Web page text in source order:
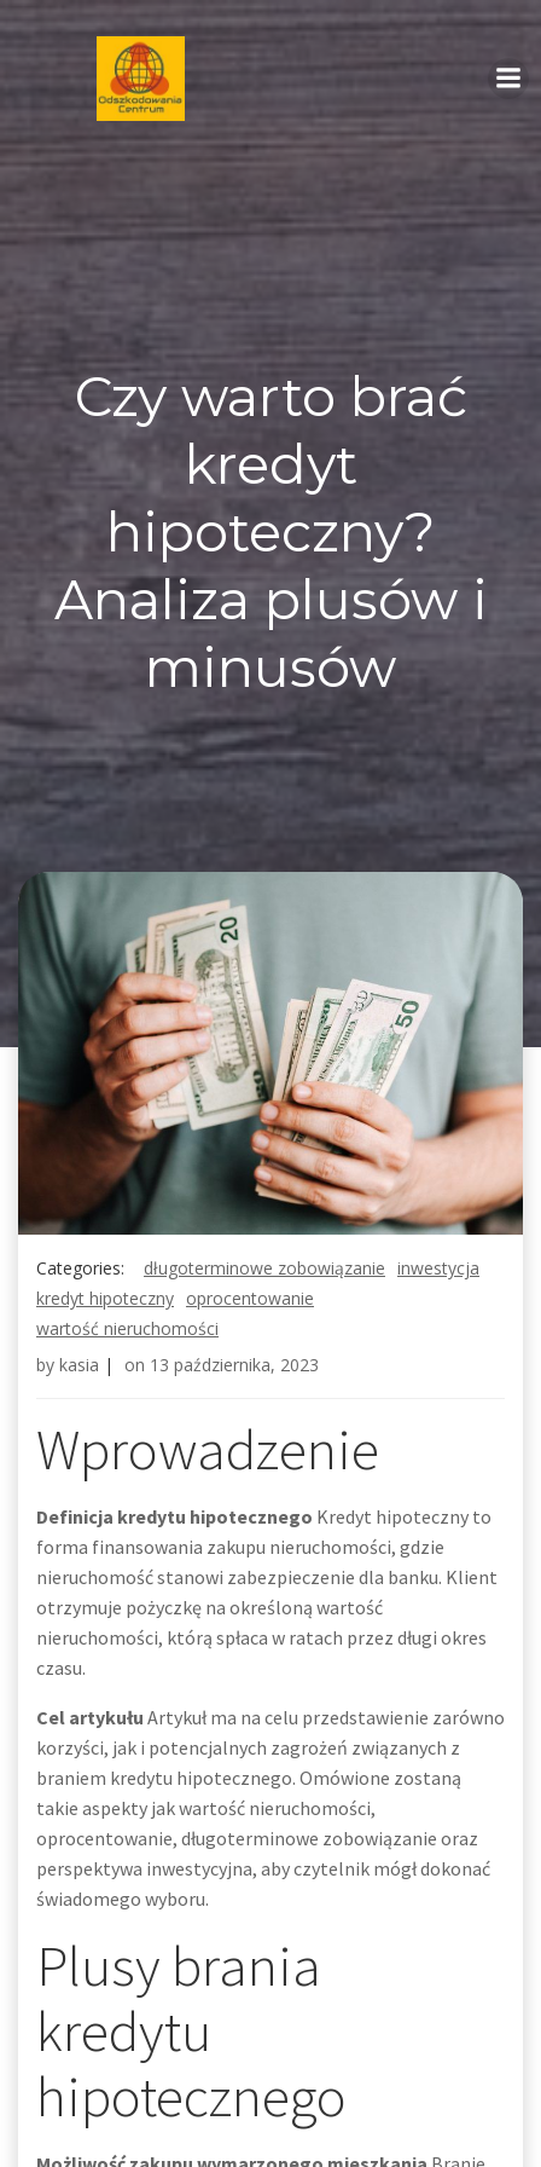
Skip
Czy warto brać
kredyt
hipoteczny?
Analiza plusów i
minusów
Categories: długoterminowe zobowiązanie inwestycja
kredyt hipoteczny oprocentowanie
wartość nieruchomości
by kasia | on 13 października, 2023
Wprowadzenie
Definicja kredytu hipotecznego Kredyt hipoteczny to
forma finansowania zakupu nieruchomości, gdzie
nieruchomość stanowi zabezpieczenie dla banku. Klient
otrzymuje pożyczkę na określoną wartość
nieruchomości, którą spłaca w ratach przez długi okres
czasu.
Cel artykułu Artykuł ma na celu przedstawienie zarówno
korzyści, jak i potencjalnych zagrożeń związanych z
braniem kredytu hipotecznego. Omówione zostaną
takie aspekty jak wartość nieruchomości,
oprocentowanie, długoterminowe zobowiązanie oraz
perspektywa inwestycyjna, aby czytelnik mógł dokonać
świadomego wyboru.
Plusy brania
kredytu
hipotecznego